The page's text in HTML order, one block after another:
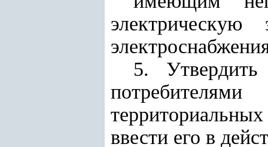
5.
ввести его в